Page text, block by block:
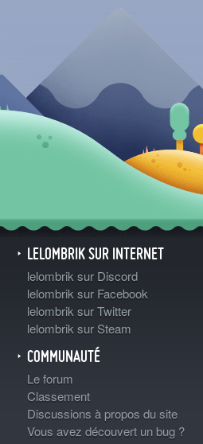
LELOMBRIK SUR INTERNET
lelombrik sur Discord
lelombrik sur Facebook
lelombrik sur Twitter
lelombrik sur Steam
COMMUNAUTÉ
Le forum
Classement
Discussions à propos du site
Vous avez découvert un bug ?